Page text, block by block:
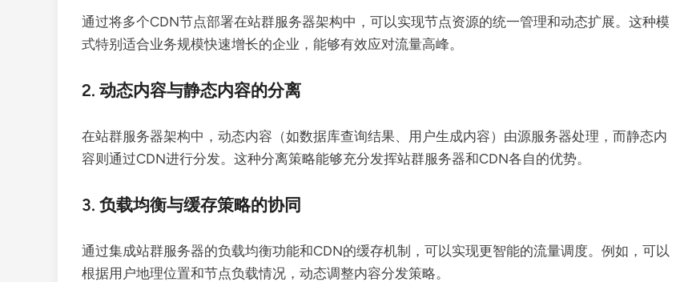
通过将多个CDN节点部署在站群服务器架构中，可以实现节点资源的统一管理和动态扩展。这种模
式特别适合业务规模快速增长的企业，能够有效应对流量高峰。
2. 动态内容与静态内容的分离
在站群服务器架构中，动态内容（如数据库查询结果、用户生成内容）由源服务器处理，而静态内
容则通过CDN进行分发。这种分离策略能够充分发挥站群服务器和CDN各自的优势。
3. 负载均衡与缓存策略的协同
通过集成站群服务器的负载均衡功能和CDN的缓存机制，可以实现更智能的流量调度。例如，可以
根据用户地理位置和节点负载情况，动态调整内容分发策略。